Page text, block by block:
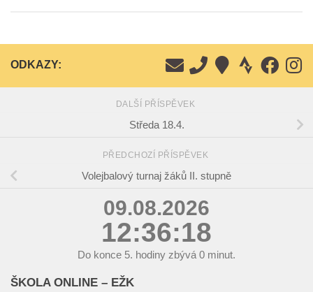
ODKAZY:
DALŠÍ PŘÍSPĚVEK
Středa 18.4.
PŘEDCHOZÍ PŘÍSPĚVEK
Volejbalový turnaj žáků II. stupně
09.08.2026
12:36:19
Do konce 5. hodiny zbývá 0 minut.
ŠKOLA ONLINE – EŽK